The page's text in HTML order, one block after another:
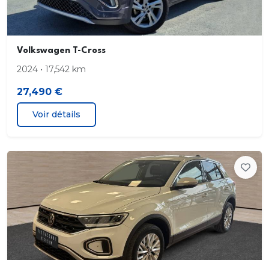
VEHICULE EXPERTISE ET ACHETE PAR LES
SOCAL FRENCHIEZ.
VOI
AUTO MARCHE
Volkswagen T-Cross
2024 • 17,542 km
27,490 €
Voir détails